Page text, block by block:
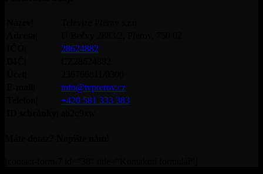
28624882
info@tvprerov.cz
+420 581 333 383